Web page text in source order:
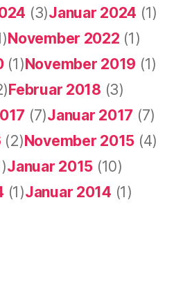
(3)Januar 2024 (1)
November 2022 (1)
(1)November 2019 (1)
Februar 2018 (3)
(7)Januar 2017 (7)
(2)November 2015 (4)
Januar 2015 (10)
(1)Januar 2014 (1)